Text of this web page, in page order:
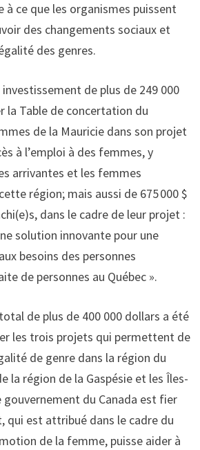
à ce que les organismes puissent
des changements sociaux et
des genres.
de plus de 249 000
la Table de concertation du
de la Mauricie dans son projet
à l’emploi à des femmes, y
arrivantes et les femmes
région; mais aussi de 675 000 $
dans le cadre de leur projet :
solution innovante pour une
besoins des personnes
de personnes au Québec ».
de plus de 400 000 dollars a été
les trois projets qui permettent de
de genre dans la région du
la région de la Gaspésie et les Îles-
gouvernement du Canada est fier
qui est attribué dans le cadre du
de la femme, puisse aider à